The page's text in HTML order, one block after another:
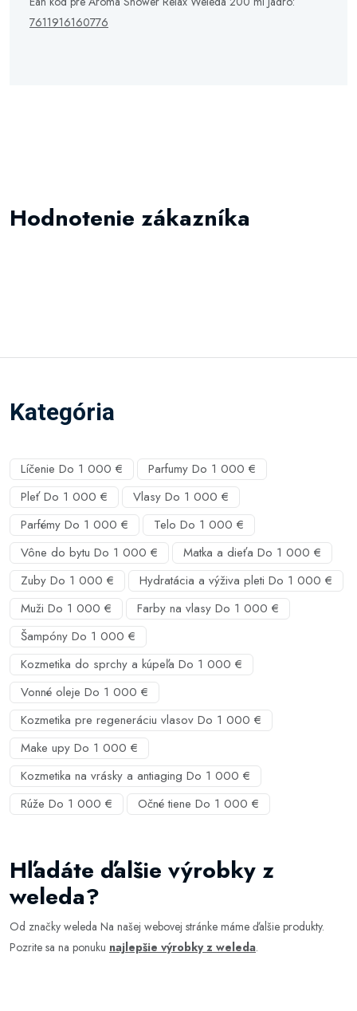
7611916160776
Hodnotenie zákazníka
Kategória
Líčenie Do 1 000 €
Parfumy Do 1 000 €
Pleť Do 1 000 €
Vlasy Do 1 000 €
Parfémy Do 1 000 €
Telo Do 1 000 €
Vône do bytu Do 1 000 €
Matka a dieťa Do 1 000 €
Zuby Do 1 000 €
Hydratácia a výživa pleti Do 1 000 €
Muži Do 1 000 €
Farby na vlasy Do 1 000 €
Šampóny Do 1 000 €
Kozmetika do sprchy a kúpeľa Do 1 000 €
Vonné oleje Do 1 000 €
Kozmetika pre regeneráciu vlasov Do 1 000 €
Make upy Do 1 000 €
Kozmetika na vrásky a antiaging Do 1 000 €
Rúže Do 1 000 €
Očné tiene Do 1 000 €
Hľadáte ďalšie výrobky z
weleda?
Od značky weleda Na našej webovej stránke máme ďalšie produkty.
Pozrite sa na ponuku najlepšie výrobky z weleda.